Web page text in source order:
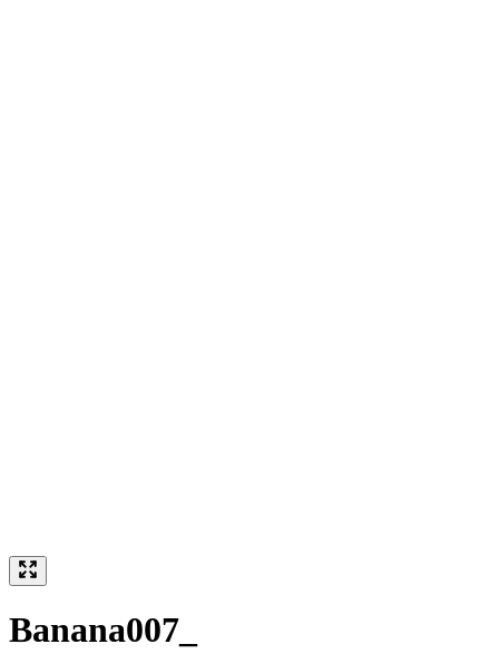
Banana007_